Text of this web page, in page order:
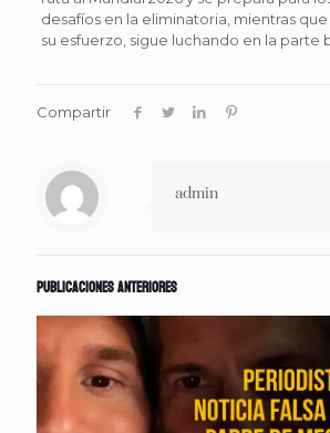
desafíos en la eliminatoria, mientras
su esfuerzo, sigue luchando en la parte
Compartir
admin
Publicaciones anteriores